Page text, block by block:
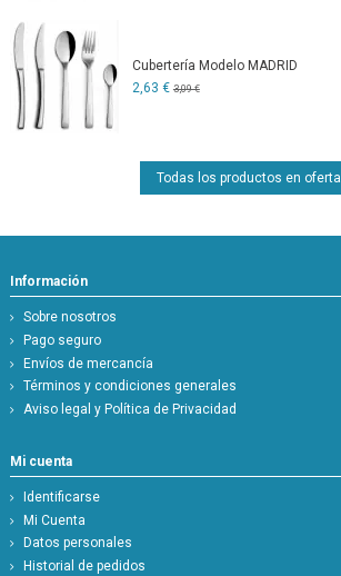
Cubertería Modelo MADRID
2,63 € 3,09 €
Todas los productos en oferta
Información
Sobre nosotros
Pago seguro
Envíos de mercancía
Términos y condiciones generales
Aviso legal y Política de Privacidad
Mi cuenta
Identificarse
Mi Cuenta
Datos personales
Historial de pedidos